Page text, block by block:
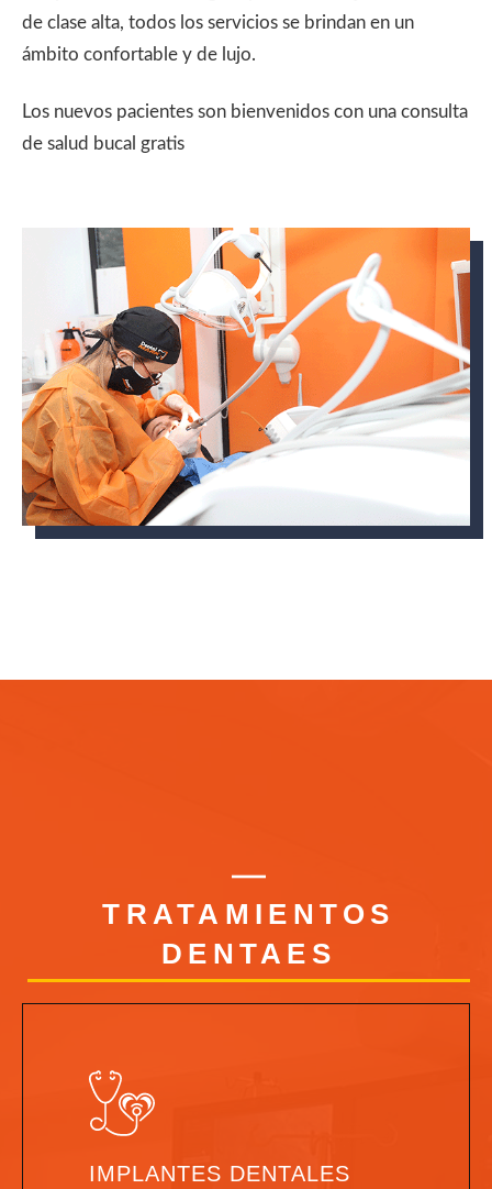
de clase alta, todos los servicios se brindan en un
ámbito confortable y de lujo.
Los nuevos pacientes son bienvenidos con una consulta
de salud bucal gratis
TRATAMIENTOS
DENTAES
IMPLANTES DENTALES